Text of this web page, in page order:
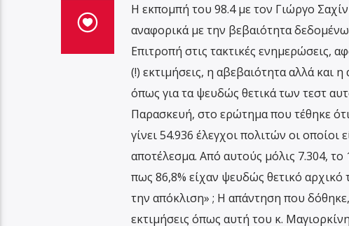
Η εκπομπή του 98.4 με τον Γιώργο
αναφορικά με την βεβαιότητα
Επιτροπή στις τακτικές ενημερώσεις,
(!) εκτιμήσεις, η αβεβαιότητα αλλά και
όπως για τα ψευδώς θετικά των τεστ
Παρασκευή, στο ερώτημα που τέθηκε
γίνει 54.936 έλεγχοι πολιτών οι
αποτέλεσμα. Από αυτούς μόλις 7.304, το
πως 86,8% είχαν ψευδώς θετικό αρχικό
την απόκλιση» ; Η απάντηση που
εκτιμήσεις όπως αυτή του κ.